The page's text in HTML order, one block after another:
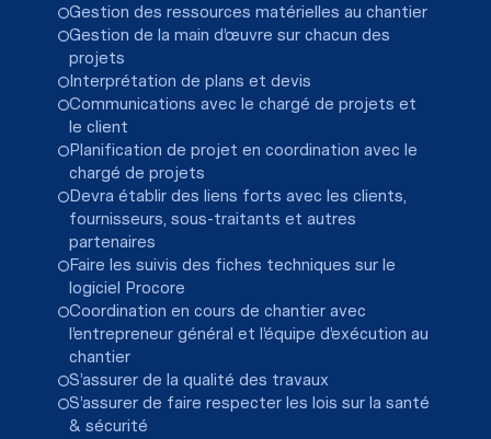
Gestion des ressources matérielles au chantier
Gestion de la main d’œuvre sur chacun des
projets
Interprétation de plans et devis
Communications avec le chargé de projets et
le client
Planification de projet en coordination avec le
chargé de projets
Devra établir des liens forts avec les clients,
fournisseurs, sous-traitants et autres
partenaires
Faire les suivis des fiches techniques sur le
logiciel Procore
Coordination en cours de chantier avec
l’entrepreneur général et l’équipe d’exécution au
chantier
S’assurer de la qualité des travaux
S’assurer de faire respecter les lois sur la santé
& sécurité